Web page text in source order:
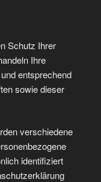
Schutz Ihrer
Ihre
entsprechend
sowie dieser
verschiedene
identifiziert